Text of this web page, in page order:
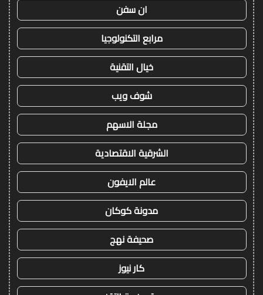
ان سفن
مرابع التكنولوجيا
خيال التقنية
شوف ويب
مجلة الاسهم
الشرقية الاقتصادية
عالم الايفون
مدونة كوكان
صحيفة نهج
كار نيوز